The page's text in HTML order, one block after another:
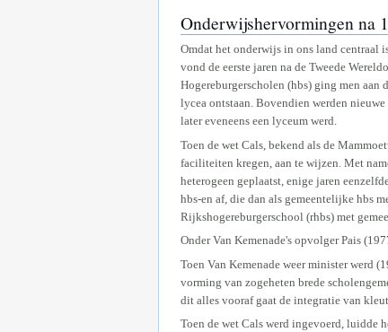
Onderwijshervormingen na
Omdat het onderwijs in ons land centraal
vond de eerste jaren na de Tweede
Hogereburgerscholen (hbs) ging men
lycea ontstaan. Bovendien werden
later eveneens een lyceum werd.
Toen de wet Cals, bekend als de
faciliteiten kregen, aan te wijzen. Met
heterogeen geplaatst, enige jaren
hbs-en af, die dan als gemeentelijke hbs
Rijkshogereburgerschool (rhbs) met
Onder Van Kemenade's opvolger Pais
Toen Van Kemenade weer minister werd
vorming van zogeheten brede
dit alles vooraf gaat de integratie van
Toen de wet Cals werd ingevoerd, luidde